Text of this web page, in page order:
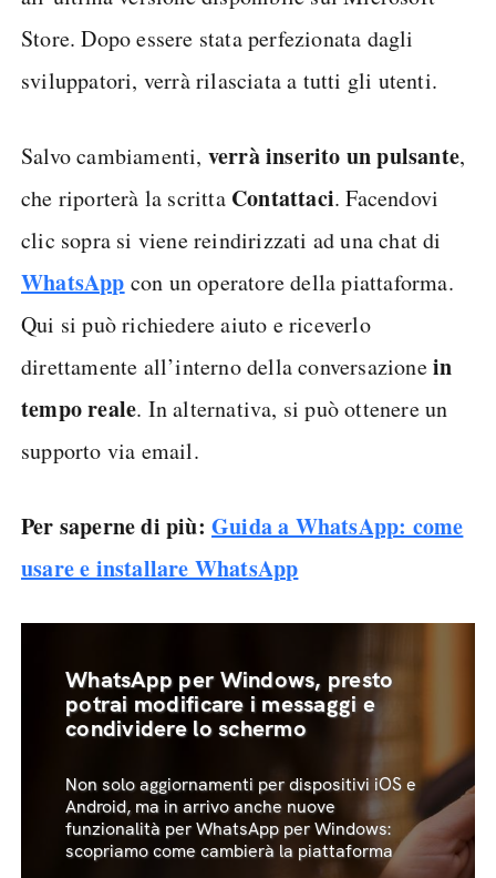
Store. Dopo essere stata perfezionata dagli
sviluppatori, verrà rilasciata a tutti gli utenti.
Salvo cambiamenti, verrà inserito un pulsante,
che riporterà la scritta Contattaci. Facendovi
clic sopra si viene reindirizzati ad una chat di
WhatsApp con un operatore della piattaforma.
Qui si può richiedere aiuto e riceverlo
direttamente all’interno della conversazionein
tempo reale. In alternativa, si può ottenere un
supporto via email.
Per saperne di più: Guida a WhatsApp: come
usare e installare WhatsApp
WhatsApp per Windows, presto
potrai modificare i messaggi e
condividere lo schermo
Non solo aggiornamenti per dispositivi iOS e
Android, ma in arrivo anche nuove
funzionalità per WhatsApp per Windows:
scopriamo come cambierà la piattaforma